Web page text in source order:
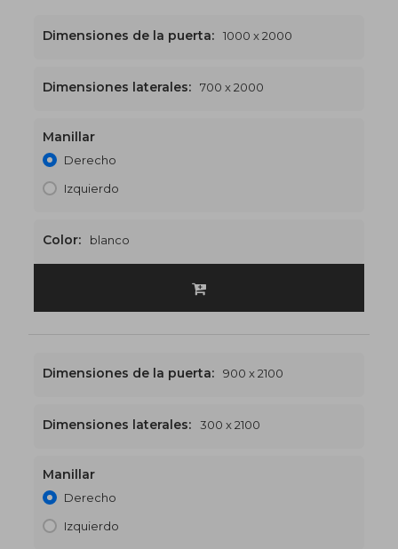
1700 x 2000
Dimensiones de la puerta: 1000 x 2000
Dimensiones laterales: 700 x 2000
Manillar
Derecho
Izquierdo
Color: blanco
1200 x 2100
Dimensiones de la puerta: 900 x 2100
Dimensiones laterales: 300 x 2100
Manillar
Derecho
Izquierdo